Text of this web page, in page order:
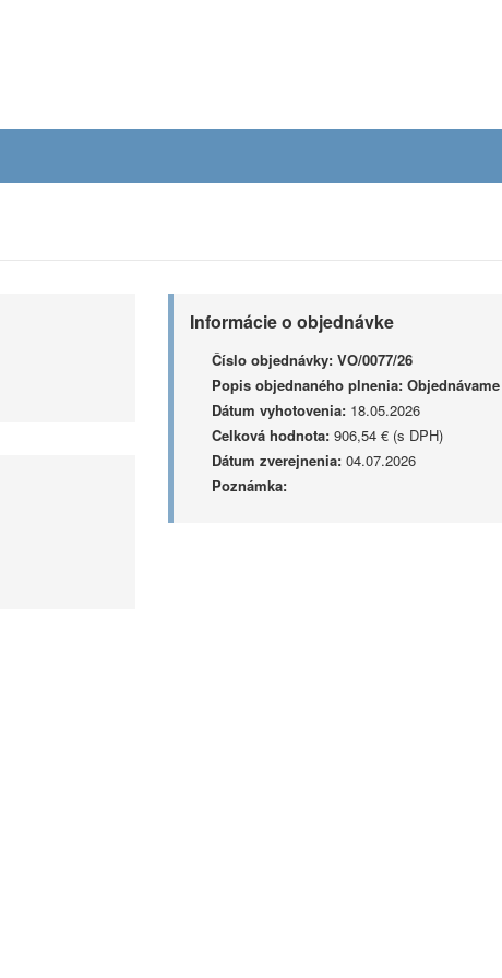
Informácie o objednávke
Číslo objednávky: VO/0077/26
Popis objednaného plnenia:
Dátum vyhotovenia:18.05.2026
Celková hodnota:906,54 € (s DPH)
Dátum zverejnenia:04.07.2026
Poznámka: